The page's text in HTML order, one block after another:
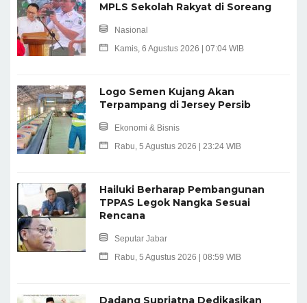
MPLS Sekolah Rakyat di Soreang
Nasional
Kamis, 6 Agustus 2026 | 07:04 WIB
Logo Semen Kujang Akan
Terpampang di Jersey Persib
Ekonomi & Bisnis
Rabu, 5 Agustus 2026 | 23:24 WIB
Hailuki Berharap Pembangunan
TPPAS Legok Nangka Sesuai
Rencana
Seputar Jabar
Rabu, 5 Agustus 2026 | 08:59 WIB
Dadang Supriatna Dedikasikan